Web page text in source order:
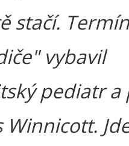
stačí.
vybavil
pediatr a